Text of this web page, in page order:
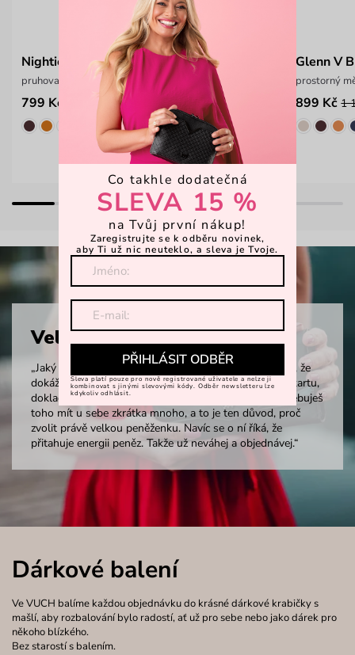
Nightie Nicci Striped Black
pruhovaná peněženka na zip
799 Kč
Glenn V
prostorný
899 Kč 1
Velké peněženky
„Jaký je hlavní aspekt velkých peněženek? No přece to, že
dokážou pojmout snad všechno. Ať už jde o platební kartu,
doklady, věrnostní kartičky, bankovky, mince. No, potřebuješ
toho mít u sebe zkrátka mnoho, a to je ten důvod, proč
zvolit právě velkou peněženku. Navíc se o ní říká, že
přitahuje energii peněz. Takže už neváhej a objednávej.“
Dárkové balení
Ve VUCH balíme každou objednávku do krásné dárkové krabičky s
mašlí, aby rozbalování bylo radostí, ať už pro sebe nebo jako dárek pro
někoho blízkého.
Bez starostí s balením.
Co takhle dodatečná
SLEVA 15 %
na Tvůj první nákup!
Zaregistrujte se k odběru novinek,
aby Ti už nic neuteklo, a sleva je Tvoje.
PŘIHLÁSIT ODBĚR
Sleva platí pouze pro nově registrované uživatele a nelze ji
kombinovat s jinými slevovými kódy. Odběr newsletteru lze
kdykoliv odhlásit.